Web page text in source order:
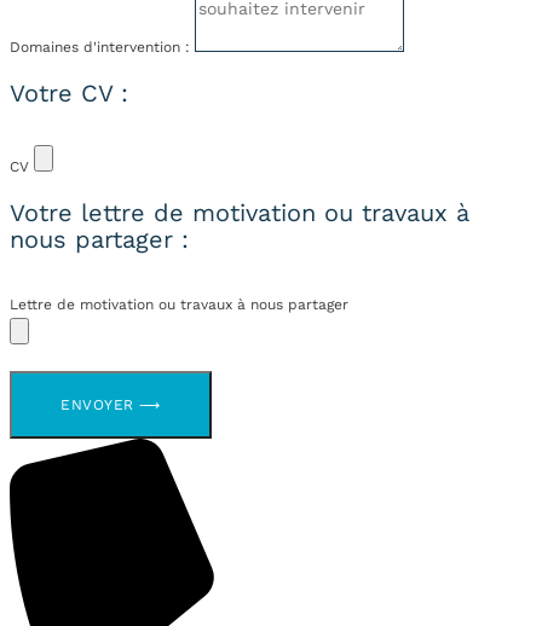
Domaines d'intervention :
Votre CV :
CV
Votre lettre de motivation ou travaux à
nous partager :
Lettre de motivation ou travaux à nous partager
ENVOYER ⟶